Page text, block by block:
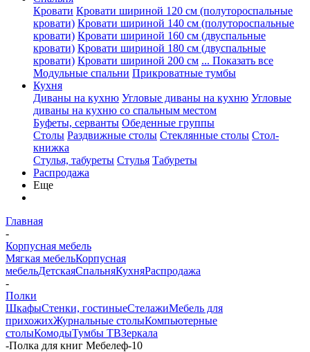
Кровати Кровати шириной 120 см (полутороспальные
кровати) Кровати шириной 140 см (полутороспальные
кровати) Кровати шириной 160 см (двуспальные
кровати) Кровати шириной 180 см (двуспальные
кровати) Кровати шириной 200 см ... Показать все
Модульные спальни Прикроватные тумбы
Кухня
Диваны на кухню Угловые диваны на кухню Угловые
диваны на кухню со спальным местом
Буфеты, серванты Обеденные группы
Столы Раздвижные столы Стеклянные столы Стол-
книжка
Стулья, табуреты Стулья Табуреты
Распродажа
Еще
Главная
-
Корпусная мебель
Мягкая мебельКорпусная
мебельДетскаяСпальняКухняРаспродажа
-
Полки
ШкафыСтенки, гостиныеСтелажиМебель для
прихожихЖурнальные столыКомпьютерные
столыКомодыТумбы ТВЗеркала
-Полка для книг Мебелеф-10